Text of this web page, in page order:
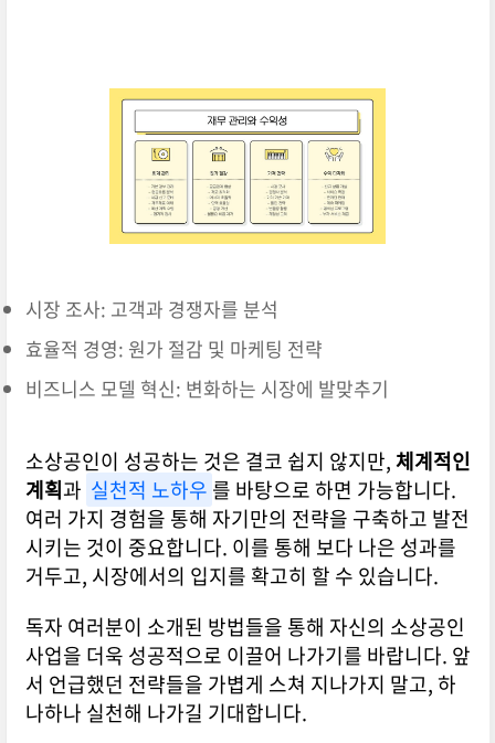
시장 조사: 고객과 경쟁자를 분석
효율적 경영: 원가 절감 및 마케팅 전략
비즈니스 모델 혁신: 변화하는 시장에 발맞추기
소상공인이 성공하는 것은 결코 쉽지 않지만,체계적인
계획과 실천적 노하우 를 바탕으로 하면 가능합니다.
여러 가지 경험을 통해 자기만의 전략을 구축하고 발전
시키는 것이 중요합니다. 이를 통해 보다 나은 성과를
거두고, 시장에서의 입지를 확고히 할 수 있습니다.
독자 여러분이 소개된 방법들을 통해 자신의 소상공인
사업을 더욱 성공적으로 이끌어 나가기를 바랍니다. 앞
서 언급했던 전략들을 가볍게 스쳐 지나가지 말고, 하
나하나 실천해 나가길 기대합니다.